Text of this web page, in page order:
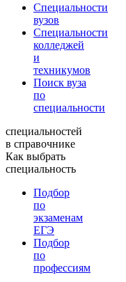
Специальности
вузов
Специальности
колледжей
и
техникумов
Поиск вуза
по
специальности
специальностей
в справочнике
Как выбрать
специальность
Подбор
по
экзаменам
ЕГЭ
Подбор
по
профессиям